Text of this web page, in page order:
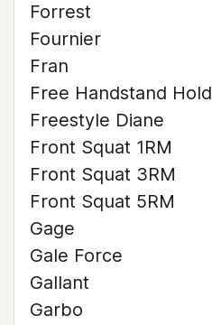
Forrest
Fournier
Fran
Free Handstand Hold
Freestyle Diane
Front Squat 1RM
Front Squat 3RM
Front Squat 5RM
Gage
Gale Force
Gallant
Garbo